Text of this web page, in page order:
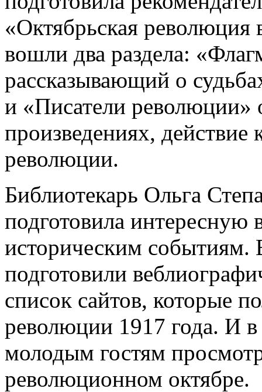
«Октябрьская революция
вошли два раздела:
рассказывающий о
и «Писатели революции»
произведениях,
революции.
Библиотекарь Ольга
подготовила интересную
историческим событиям.
подготовили
список сайтов, которые
революции 1917 года. И
молодым гостям
революционном октябре.